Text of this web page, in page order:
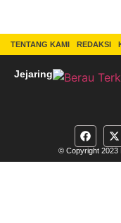
TENTANG KAMI REDAKSI
Jejaring
© Copyright 2023